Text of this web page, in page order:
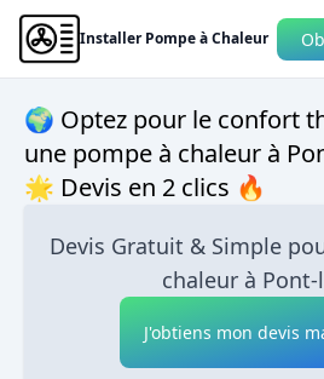
Installer Pompe à Chaleur
🌍 Optez pour le confort
une pompe à chaleur à
🌟 Devis en 2 clics 🔥
Devis Gratuit & Simple
chaleur à Pont-
J'obtiens mon devis